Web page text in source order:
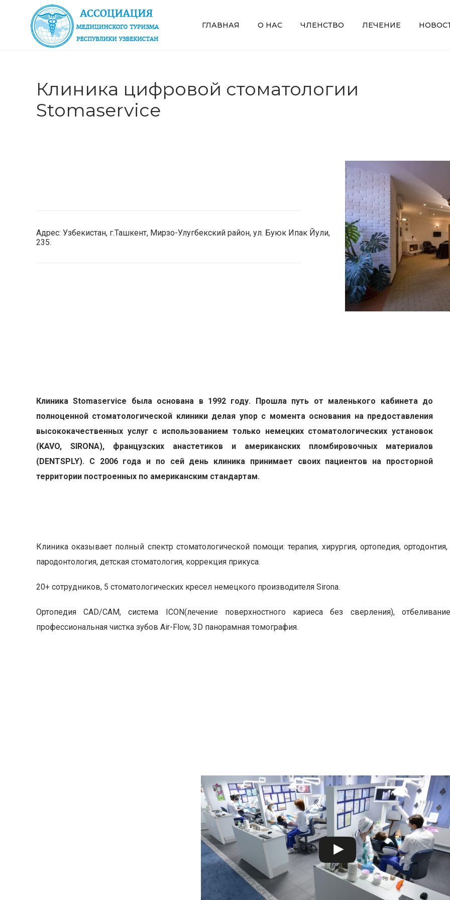
ГЛАВНАЯ О НАС ЧЛЕНСТВО ЛЕЧЕНИЕ
Клиника цифровой стоматологии
Stomaservice
Адрес: Узбекистан, г.Ташкент, Мирзо-Улугбекский район, ул. Буюк Ипак Йули,
235.
Клиника Stomaservice была основана в 1992 году. Прошла путь от маленького кабинета до
полноценной стоматологической клиники делая упор с момента основания на предоставления
высококачественных услуг с использованием только немецких стоматологических установок
(KAVO, SIRONA), французских анастетиков и американских пломбировочных материалов
(DENTSPLY). С 2006 года и по сей день клиника принимает своих пациентов на просторной
территории построенных по американским стандартам.
Клиника оказывает полный спектр стоматологической помощи: терапия, хирургия, ортопедия,
пародонтология, детская стоматология, коррекция прикуса.
20+ сотрудников, 5 стоматологических кресел немецкого производителя Sirona.
Ортопедия CAD/CAM, система ICON(лечение поверхностного кариеса без сверления),
профессиональная чистка зубов Air-Flow, 3D панорамная томография.